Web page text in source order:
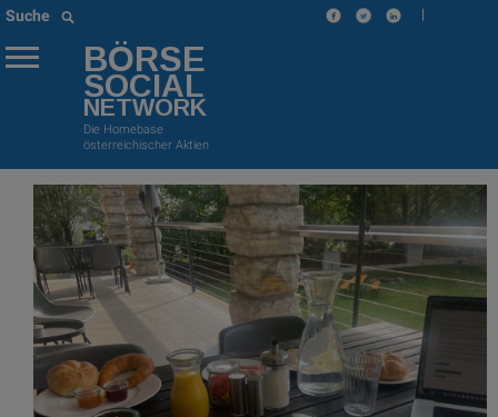
Suche |
BÖRSE
SOCIAL
NETWORK
Die Homebase
österreichischer Aktien